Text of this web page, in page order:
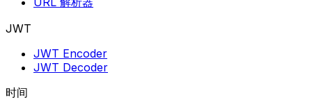
JWT
JWT Encoder
JWT Decoder
时间